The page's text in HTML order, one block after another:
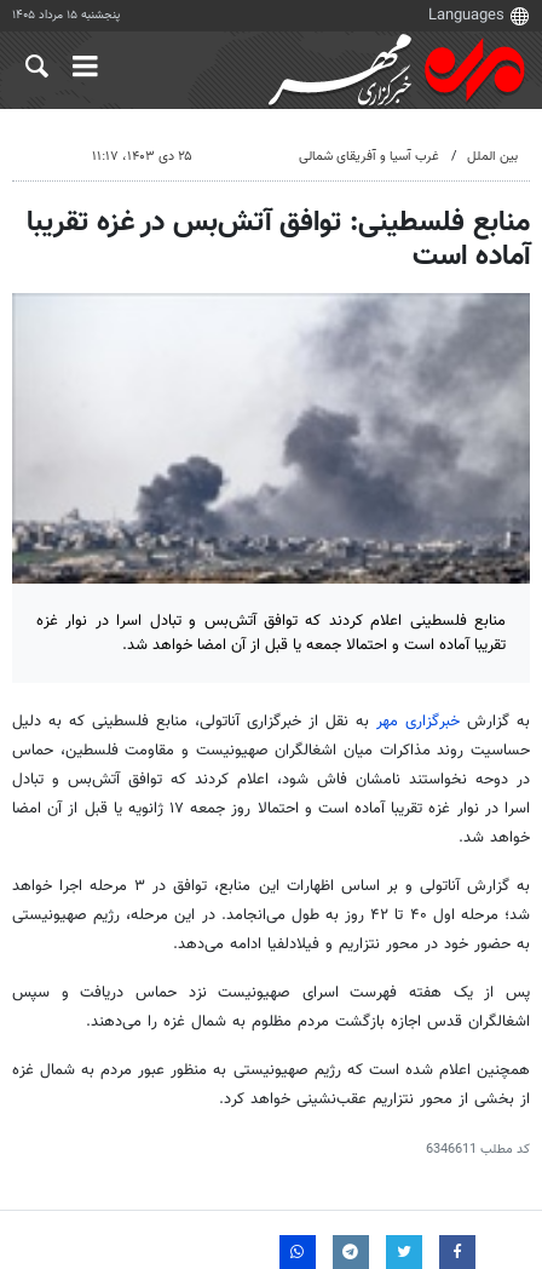
پنجشنبه ۱۵ مرداد ۱۴۰۵
بین الملل غرب آسیا و آفریقای شمالی ۲۵ دی ۱۴۰۳، ۱۱:۱۷
منابع فلسطینی: توافق آتش‌بس‌ در غزه تقریبا
آماده است
منابع فلسطینی اعلام کردند که توافق آتش‌بس و تبادل اسرا در نوار غزه
تقریبا آماده است و احتمالا جمعه یا قبل از آن امضا خواهد شد.
به گزارش خبرگزاری مهر به نقل از خبرگزاری آناتولی، منابع فلسطینی که به دلیل
حساسیت روند مذاکرات میان اشغالگران صهیونیست و مقاومت فلسطین، حماس
در دوحه نخواستند نامشان فاش شود، اعلام کردند که توافق آتش‌بس و تبادل
اسرا در نوار غزه تقریبا آماده است و احتمالا روز جمعه ۱۷ ژانویه یا قبل از آن امضا
خواهد شد.
به گزارش آناتولی و بر اساس اظهارات این منابع، توافق در ۳ مرحله اجرا خواهد
شد؛ مرحله اول ۴۰ تا ۴۲ روز به طول می‌انجامد. در این مرحله، رژیم صهیونیستی
به حضور خود در محور نتزاریم و فیلادلفیا ادامه می‌دهد.
پس از یک هفته فهرست اسرای صهیونیست نزد حماس دریافت و سپس
اشغالگران قدس اجازه بازگشت‌ مردم مظلوم به شمال غزه را می‌دهند.
همچنین اعلام شده است که رژیم صهیونیستی به منظور عبور مردم به شمال غزه
از بخشی از محور نتزاریم عقب‌نشینی خواهد کرد.
کد مطلب 6346611